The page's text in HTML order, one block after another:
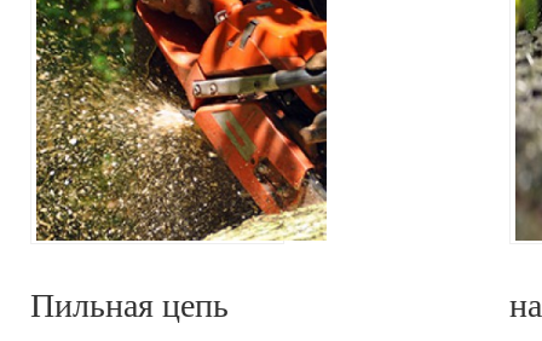
Пильная цепь